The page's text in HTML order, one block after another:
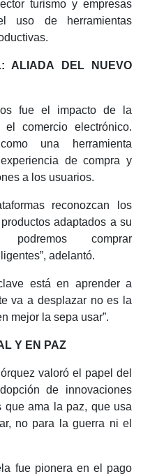
turismo y empresas
uso de herramientas
ALIADA DEL NUEVO
fue el impacto de la
comercio electrónico.
una herramienta
de compra y
a los usuarios.
reconozcan los
adaptados a su
podremos comprar
adelantó.
está en aprender a
va a desplazar no es la
mejor la sepa usar”.
Y EN PAZ
valoró el papel del
de innovaciones
que ama la paz, que usa
no para la guerra ni el
fue pionera en el pago